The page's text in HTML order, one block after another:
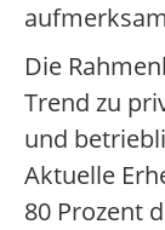
Die
Trend zu
und
Aktuelle
80 Prozent